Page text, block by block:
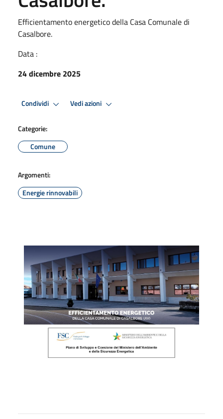
Efficientamento energetico della Casa Comunale di
Casalbore.
Data :
24 dicembre 2025
Condividi Vedi azioni
Categorie:
Comune
Argomenti:
Energie rinnovabili